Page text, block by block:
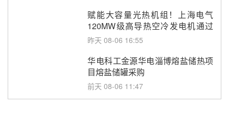
赋能大容量光热机组！上海电气
120MW级高导热空冷发电机通过
型式试验
昨天 08-06 16:55
华电科工金源华电淄博熔盐储热项
目熔盐储罐采购
前天 08-06 11:47